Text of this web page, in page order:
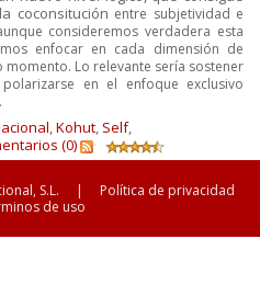
coconsitución entre subjetividad e
consideremos verdadera esta
enfocar en cada dimensión de
momento. Lo relevante sería sostener
en el enfoque exclusivo
,Kohut, Self,
(0)
S.L. |
Política de privacidad
de uso